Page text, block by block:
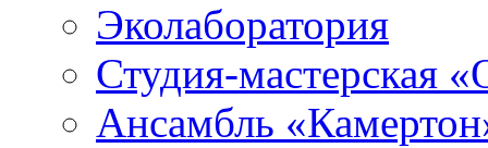
Эколаборатория
Студия-мастерская
Ансамбль